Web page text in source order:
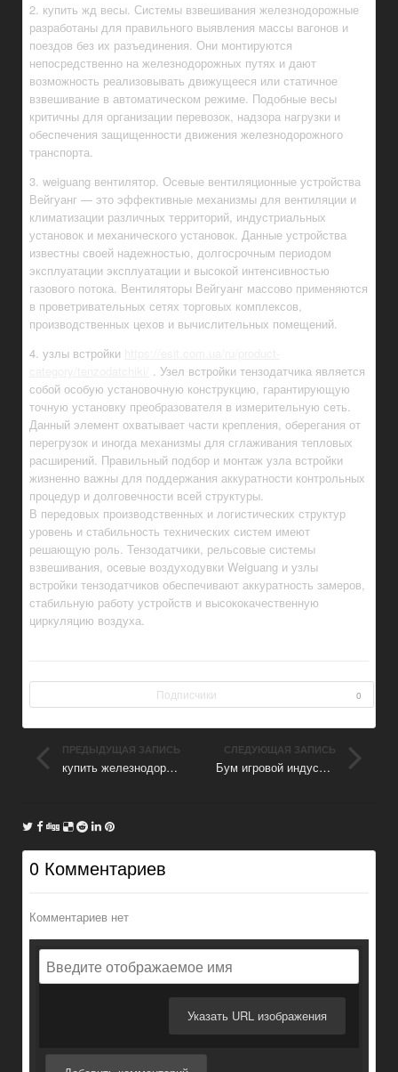
2. купить жд весы. Системы взвешивания железнодорожные
разработаны для правильного выявления массы вагонов и
поездов без их разъединения. Они монтируются
непосредственно на железнодорожных путях и дают
возможность реализовывать движущееся или статичное
взвешивание в автоматическом режиме. Подобные весы
критичны для организации перевозок, надзора нагрузки и
обеспечения защищенности движения железнодорожного
транспорта.
3. weiguang вентилятор. Осевые вентиляционные устройства
Вейгуанг — это эффективные механизмы для вентиляции и
климатизации различных территорий, индустриальных
установок и механического установок. Данные устройства
известны своей надежностью, долгосрочным периодом
эксплуатации эксплуатации и высокой интенсивностью
газового потока. Вентиляторы Вейгуанг массово применяются
в проветривательных сетях торговых комплексов,
производственных цехов и вычислительных помещений.
4. узлы встройки
. Узел встройки тензодатчика является
собой особую установочную конструкцию, гарантирующую
точную установку преобразователя в измерительную сеть.
Данный элемент охватывает части крепления, оберегания от
перегрузок и иногда механизмы для сглаживания тепловых
расширений. Правильный подбор и монтаж узла встройки
жизненно важны для поддержания аккуратности контрольных
процедур и долговечности всей структуры.
В передовых производственных и логистических структур
уровень и стабильность технических систем имеют
решающую роль. Тензодатчики, рельсовые системы
взвешивания, осевые воздуходувки Weiguang и узлы
встройки тензодатчиков обеспечивают аккуратность замеров,
стабильную работу устройств и высококачественную
циркуляцию воздуха.
Подписчики 0
ПРЕДЫДУЩАЯ ЗАПИСЬ
купить железнодорожные весы
СЛЕДУЮЩАЯ ЗАПИСЬ
Бум игровой индустрии: где геймеры обсуждают игры и находят свежие новости
0 Комментариев
Комментариев нет
Указать URL изображения